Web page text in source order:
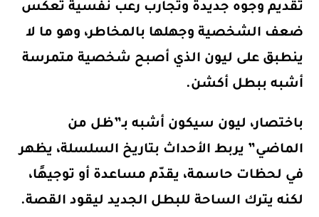
تقديم وجوه جديدة وتجارب رعب نفسية تعكس
ضعف الشخصية وجهلها بالمخاطر، وهو ما لا
ينطبق على ليون الذي أصبح شخصية متمرسة
أشبه ببطل أكشن.
باختصار، ليون سيكون أشبه بـ”ظل من
الماضي” يربط الأحداث بتاريخ السلسلة، يظهر
في لحظات حاسمة، يقدّم مساعدة أو توجيهًا،
لكنه يترك الساحة للبطل الجديد ليقود القصة.